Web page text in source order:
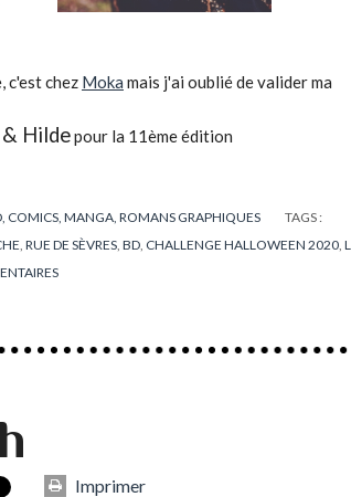
c'est chez Moka mais j'ai oublié de valider ma
Hildepour la 11ème édition
COMICS, MANGA, ROMANS GRAPHIQUES
TAGS :
RUE DE SÈVRES BD CHALLENGE HALLOWEEN 2020
Imprimer